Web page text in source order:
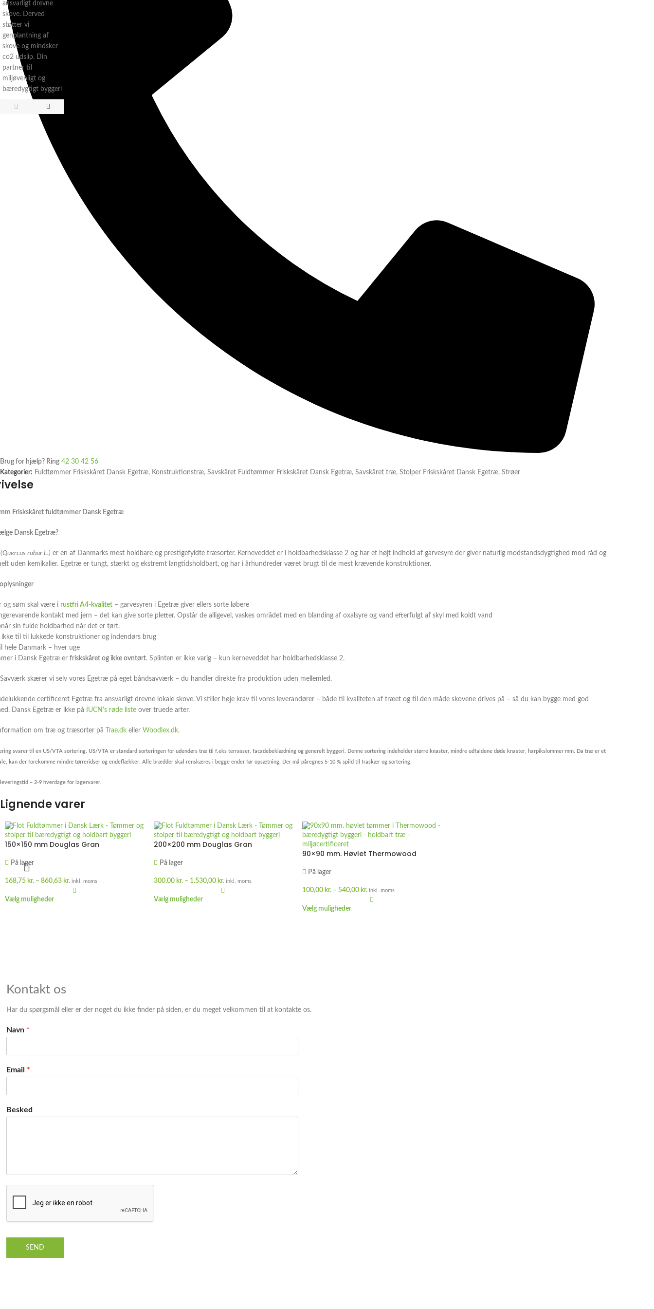
Brug for hjælp? Ring 42 30 42 56
Kategorier: Fuldtømmer Friskskåret Dansk Egetræ, Konstruktionstræ, Savskåret Fuldtømmer Friskskåret Dansk Egetræ, Savskåret træ, Stolper Friskskåret Dansk Egetræ, Strøer
Friskskåret fuldtømmer Dansk Egetræ
Dansk Egetræ?
(Quercus robur L.) er en af Danmarks mest holdbare og prestigefyldte træsorter. Kerneveddet er i holdbarhedsklasse 2 og har et højt indhold af garvesyre der giver naturlig modstandsdygtighed mod råd og
uden kemikalier. Egetræ er tungt, stærkt og ekstremt langtidsholdbart, og har i århundreder været brugt til de mest krævende konstruktioner.
og søm skal være i rustfri A4-kvalitet – garvesyren i Egetræ giver ellers sorte løbere
kontakt med jern – det kan give sorte pletter. Opstår de alligevel, vaskes området med en blanding af oxalsyre og vand efterfulgt af skyl med koldt vand
sin fulde holdbarhed når det er tørt.
ikke til til lukkede konstruktioner og indendørs brug
hele Danmark – hver uge
i Dansk Egetræ erfriskskåret og ikke ovntørt. Splinten er ikke varig – kun kerneveddet har holdbarhedsklasse 2.
skærer vi selv vores Egetræ på eget båndsavværk – du handler direkte fra produktion uden mellemled.
certificeret Egetræ fra ansvarligt drevne lokale skove. Vi stiller høje krav til vores leverandører – både til kvaliteten af træet og til den måde skovene drives på – så du kan bygge med god
Dansk Egetræ er ikke på
IUCN's røde liste over truede arter.
om træ og træsorter på Trae.dk eller Woodlex.dk.
svarer til en US/VTA sortering. US/VTA er standard sorteringen for udendørs træ til f.eks terrasser, facadebeklædning og generelt byggeri. Denne sortering indeholder større knaster, mindre udfaldene døde knaster, harpikslommer mm. Da træ er et
kan der forekomme mindre tørreridser og endeflækker. Alle brædder skal renskæres i begge ender før opsætning. Der må påregnes 5-10 % spild til fraskær og sortering.
– 2-9 hverdage for lagervarer.
Lignende varer
150×150 mm Douglas Gran
På lager
168,75 kr. – 860,63 kr. inkl. moms
Vælg muligheder
200×200 mm Douglas Gran
På lager
300,00 kr. – 1.530,00 kr. inkl. moms
Vælg muligheder
90×90 mm. Høvlet Thermowood
På lager
100,00 kr. – 540,00 kr. inkl. moms
Vælg muligheder
Kontakt os
Har du spørgsmål eller er der noget du ikke finder på siden, er du meget velkommen til at kontakte os.
Navn *
Email *
Besked
SEND